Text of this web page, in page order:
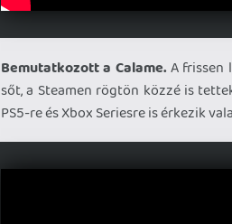
Bemutatkozott a Calame.A frissen
sőt, a Steamen rögtön közzé is
PS5-re és Xbox Seriesre is érkezik